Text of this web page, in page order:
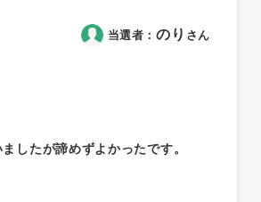
当選者：のり さん
したが諦めずよかったです。